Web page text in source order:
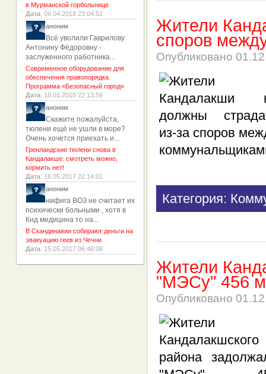
Жители
споров
Опубликовано
Категория:
Жители
"МЭСу" 456
Опубликовано
в Мурманской горбольнице
Дата: 06.04.2018 23:04:51
аноним
Всё уволили Гаврилову
Антонину Фёдоровну -
заслуженного работника...
Современное оборудование для
обеспечения правопорядка.
Программа «Безопасный город»
Дата: 18.01.2018 22:13:56
аноним
Скажите пожалуйста,
тюлени ещё не ушли в море?
Очень хочется приехать и...
Гренландские тюлени снова в
Кандалакше: смотреть можно,
кормить нет!
Дата: 16.05.2017 22:14:01
аноним
нифига ВОЗ не считает их
психически больными , хотя в
Кнд медицина то на...
В Скандинавии собирают деньги на
эвакуацию геев из Чечни
Дата: 15.05.2017 06:48:08